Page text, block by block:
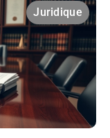
Juridique